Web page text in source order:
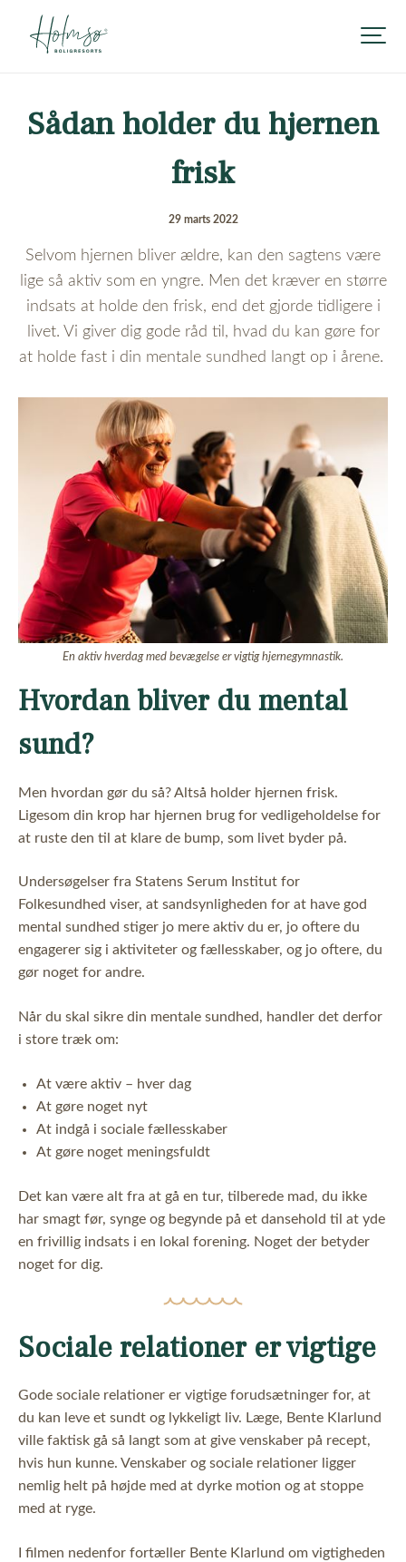
Sådan holder du hjernen
frisk
29 marts 2022
Selvom hjernen bliver ældre, kan den sagtens være
lige så aktiv som en yngre. Men det kræver en større
indsats at holde den frisk, end det gjorde tidligere i
livet. Vi giver dig gode råd til, hvad du kan gøre for
at holde fast i din mentale sundhed langt op i årene.
En aktiv hverdag med bevægelse er vigtig hjernegymnastik.
Hvordan bliver du mental
sund?
Men hvordan gør du så? Altså holder hjernen frisk.
Ligesom din krop har hjernen brug for vedligeholdelse for
at ruste den til at klare de bump, som livet byder på.
Undersøgelser fra Statens Serum Institut for
Folkesundhed viser, at sandsynligheden for at have god
mental sundhed stiger jo mere aktiv du er, jo oftere du
engagerer sig i aktiviteter og fællesskaber, og jo oftere, du
gør noget for andre.
Når du skal sikre din mentale sundhed, handler det derfor
i store træk om:
At være aktiv – hver dag
At gøre noget nyt
At indgå i sociale fællesskaber
At gøre noget meningsfuldt
Det kan være alt fra at gå en tur, tilberede mad, du ikke
har smagt før, synge og begynde på et dansehold til at yde
en frivillig indsats i en lokal forening. Noget der betyder
noget for dig.
Sociale relationer er vigtige
Gode sociale relationer er vigtige forudsætninger for, at
du kan leve et sundt og lykkeligt liv. Læge, Bente Klarlund
ville faktisk gå så langt som at give venskaber på recept,
hvis hun kunne. Venskaber og sociale relationer ligger
nemlig helt på højde med at dyrke motion og at stoppe
med at ryge.
I filmen nedenfor fortæller Bente Klarlund om vigtigheden